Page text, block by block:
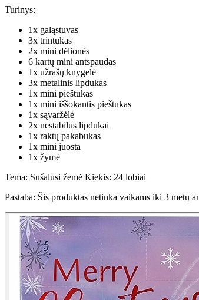
Turinys:
1x galąstuvas
3x trintukas
2x mini dėlionės
6 kartų mini antspaudas
1x užrašų knygelė
3x metalinis lipdukas
1x mini pieštukas
1x mini iššokantis pieštukas
1x sąvaržėlė
2x nestabilūs lipdukai
1x raktų pakabukas
1x mini juosta
1x žymė
Tema: Sušalusi žemė Kiekis: 24 lobiai
Pastaba: Šis produktas netinka vaikams iki 3 metų